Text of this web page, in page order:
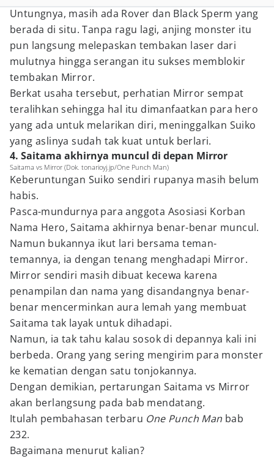
Untungnya, masih ada Rover dan Black Sperm yang
berada di situ. Tanpa ragu lagi, anjing monster itu
pun langsung melepaskan tembakan laser dari
mulutnya hingga serangan itu sukses memblokir
tembakan Mirror.
Berkat usaha tersebut, perhatian Mirror sempat
teralihkan sehingga hal itu dimanfaatkan para hero
yang ada untuk melarikan diri, meninggalkan Suiko
yang aslinya sudah tak kuat untuk berlari.
4. Saitama akhirnya muncul di depan Mirror
Saitama vs Mirror (Dok. tonarioyj.jp/One Punch Man)
Keberuntungan Suiko sendiri rupanya masih belum
habis.
Pasca-mundurnya para anggota Asosiasi Korban
Nama Hero, Saitama akhirnya benar-benar muncul.
Namun bukannya ikut lari bersama teman-
temannya, ia dengan tenang menghadapi Mirror.
Mirror sendiri masih dibuat kecewa karena
penampilan dan nama yang disandangnya benar-
benar mencerminkan aura lemah yang membuat
Saitama tak layak untuk dihadapi.
Namun, ia tak tahu kalau sosok di depannya kali ini
berbeda. Orang yang sering mengirim para monster
ke kematian dengan satu tonjokannya.
Dengan demikian, pertarungan Saitama vs Mirror
akan berlangsung pada bab mendatang.
Itulah pembahasan terbaru One Punch Man bab
232.
Bagaimana menurut kalian?